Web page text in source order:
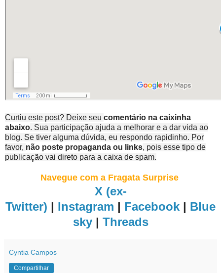
Curtiu este post? Deixe seu comentário na caixinha
abaixo. Sua participação ajuda a melhorar e a dar vida ao
blog. Se tiver alguma dúvida, eu respondo rapidinho. Por
favor, não poste propaganda ou links, pois esse tipo de
publicação vai direto para a caixa de spam.
Navegue com a Fragata Surprise
X (ex-
Twitter) | Instagram | Facebook | Blue
sky| Threads
Cyntia Campos
Compartilhar